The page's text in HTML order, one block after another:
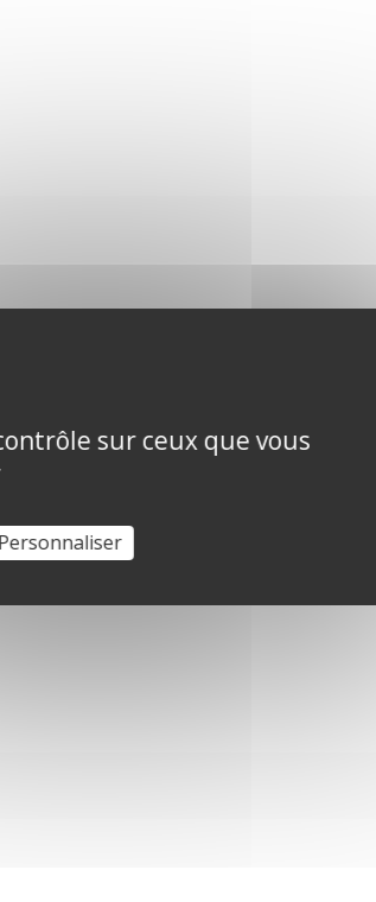
sur ceux que vous
Personnaliser